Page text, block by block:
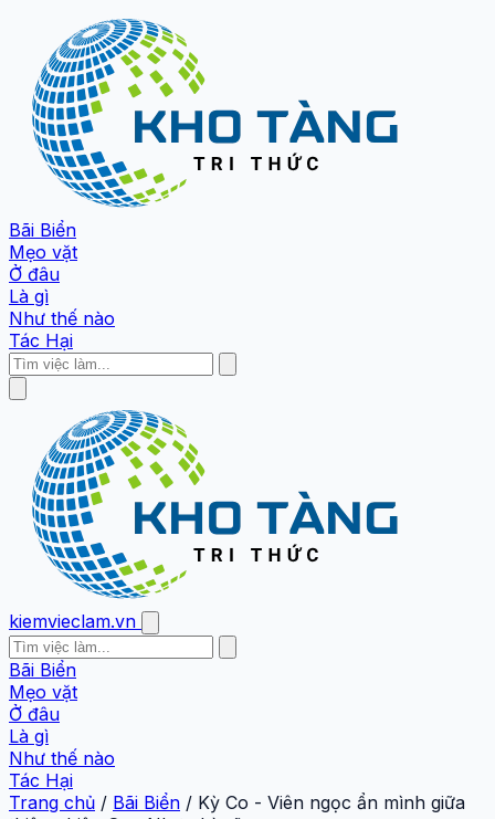
Bãi Biển
Mẹo vặt
Ở đâu
Là gì
Như thế nào
Tác Hại
kiemvieclam.vn
Bãi Biển
Mẹo vặt
Ở đâu
Là gì
Như thế nào
Tác Hại
Trang chủ / Bãi Biển / Kỳ Co - Viên ngọc ẩn mình giữa